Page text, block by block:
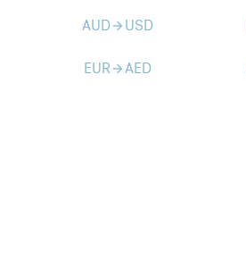
AUDarrow_forward USD
EURarrow_forwardAED